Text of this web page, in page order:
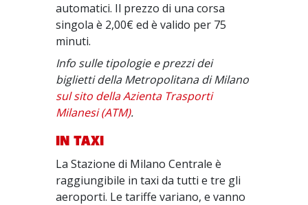
automatici. Il prezzo di una corsa
singola è 2,00€ ed è valido per 75
minuti.
Info sulle tipologie e prezzi dei
biglietti della Metropolitana di Milano
sul sito della Azienta Trasporti
Milanesi (ATM).
IN TAXI
La Stazione di Milano Centrale è
raggiungibile in taxi da tutti e tre gli
aeroporti. Le tariffe variano, e vanno